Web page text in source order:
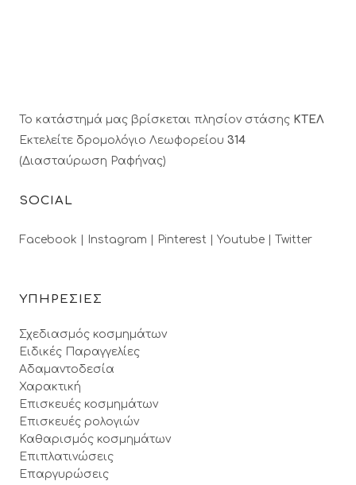
Το κατάστημά μας βρίσκεται πλησίον στάσης ΚΤΕΛ
Εκτελείτε δρομολόγιο Λεωφορείου 314
(Διασταύρωση Ραφήνας)
SOCIAL
Facebook | Instagram | Pinterest | Youtube | Twitter
ΥΠΗΡΕΣΙΕΣ
Σχεδιασμός κοσμημάτων
Ειδικές Παραγγελίες
Αδαμαντοδεσία
Χαρακτική
Επισκευές κοσμημάτων
Επισκευές ρολογιών
Καθαρισμός κοσμημάτων
Επιπλατινώσεις
Επαργυρώσεις